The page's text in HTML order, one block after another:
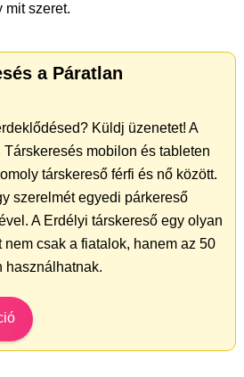
mit szeret.
a Páratlan
Küldj üzenetet! A
mobilon és tableten
társkereső férfi és nő között.
szerelmét egyedi párkereső
A Erdélyi társkereső egy olyan
csak a fiatalok, hanem az 50
használhatnak.